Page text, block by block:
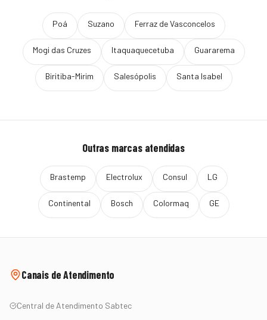
Poá Suzano Ferraz de Vasconcelos
Mogi das Cruzes Itaquaquecetuba Guararema
Biritiba-Mirim Salesópolis Santa Isabel
Outras marcas atendidas
Brastemp Electrolux Consul LG
Continental Bosch Colormaq GE
Canais de Atendimento
Central de Atendimento Sabtec